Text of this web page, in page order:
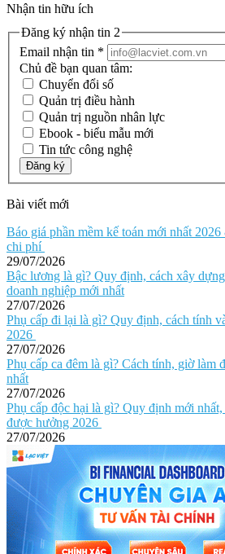
Nhận tin hữu ích
Đăng ký nhận tin 2
Email nhận tin *
Chủ đề bạn quan tâm:
Chuyển đổi số
Quản trị điều hành
Quản trị nguồn nhân lực
Ebook - biểu mẫu mới
Tin tức công nghệ
Đăng ký
Bài viết mới
Báo giá phần mềm kế toán mới nhất
chi phí
29/07/2026
Bậc lương là gì? Quy định, cách xây
doanh nghiệp mới nhất
27/07/2026
Phụ cấp đi lại là gì? Quy định, cách tính
2026
27/07/2026
Phụ cấp ca đêm là gì? Cách tính, giờ làm
nhất
27/07/2026
Phụ cấp độc hại là gì? Quy định mới
được hưởng 2026
27/07/2026